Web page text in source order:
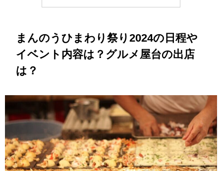
まんのうひまわり祭り2024の日程や
イベント内容は？グルメ屋台の出店
は？